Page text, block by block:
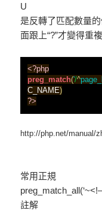
U
是反轉了匹配數量
面跟上“?”才變得重複
<?php
preg_match('/^
C_NAME)
?>
http://php.net/manual/
常用正規
註解